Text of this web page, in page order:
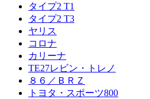
タイプ2 T1
タイプ2 T3
ヤリス
コロナ
カリーナ
TE27レビン・トレノ
８６／ＢＲＺ
トヨタ・スポーツ800